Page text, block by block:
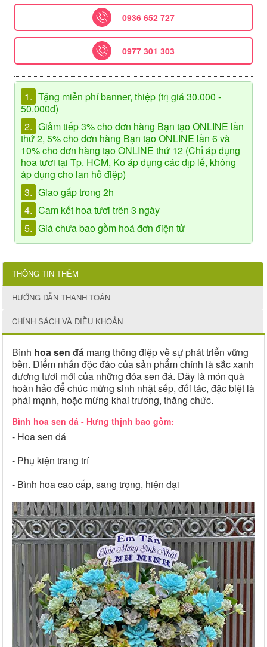
0936 652 727
0977 301 303
1. Tặng miễn phí banner, thiệp (trị giá 30.000 -
50.000đ)
2. Giảm tiếp 3% cho đơn hàng Bạn tạo ONLINE lần
thứ 2, 5% cho đơn hàng Bạn tạo ONLINE lần 6 và
10% cho đơn hàng tạo ONLINE thứ 12 (Chỉ áp dụng
hoa tươi tại Tp. HCM, Ko áp dụng các dịp lễ, không
áp dụng cho lan hồ điệp)
3. Giao gấp trong 2h
4. Cam kết hoa tươi trên 3 ngày
5. Giá chưa bao gồm hoá đơn điện tử
THÔNG TIN THÊM
HƯỚNG DẪN THANH TOÁN
CHÍNH SÁCH VÀ ĐIỀU KHOẢN
Bình hoa sen đá mang thông điệp về sự phát triển vững
bền. Điểm nhấn độc đáo của sản phẩm chính là sắc xanh
dương tươi mới của những đóa sen đá. Đây là món quà
hoàn hảo để chúc mừng sinh nhật sếp, đối tác, đặc biệt là
phái mạnh, hoặc mừng khai trương, thăng chức.
Bình hoa sen đá - Hưng thịnh bao gồm:
- Hoa sen đá
- Phụ kiện trang trí
- Bình hoa cao cấp, sang trọng, hiện đại